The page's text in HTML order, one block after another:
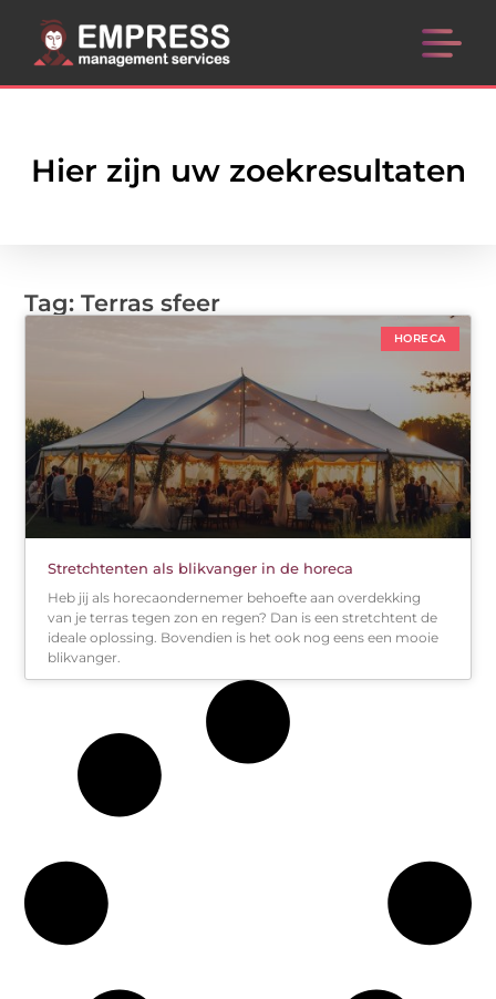
Hier zijn uw zoekresultaten
Tag: Terras sfeer
HORECA
Stretchtenten als blikvanger in de horeca
Heb jij als horecaondernemer behoefte aan overdekking
van je terras tegen zon en regen? Dan is een stretchtent de
ideale oplossing. Bovendien is het ook nog eens een mooie
blikvanger.